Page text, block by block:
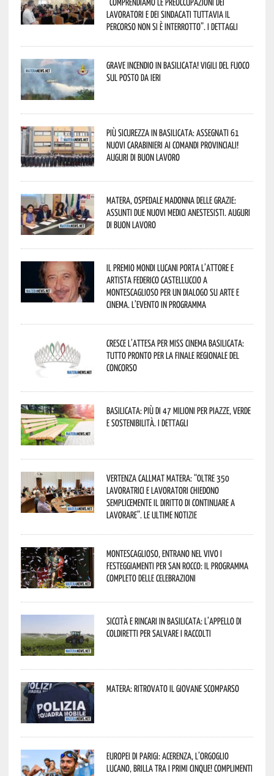
lavoratori e dei sindacati tuttavia il
percorso non si è interrotto”. I dettagli
Grave incendio in Basilicata! Vigili del fuoco
sul posto da ieri
Più sicurezza in Basilicata: assegnati 61
nuovi Carabinieri ai Comandi provinciali!
Auguri di buon lavoro
Matera, Ospedale Madonna delle Grazie:
assunti due nuovi medici anestesisti. Auguri
di buon lavoro
Il Premio Mondi Lucani porta l’attore e
artista Federico Castelluccio a
Montescaglioso per un dialogo su arte e
cinema. L’evento in programma
Cresce l’attesa per Miss Cinema Basilicata:
tutto pronto per la finale regionale del
concorso
Basilicata: più di 47 milioni per piazze, verde
e sostenibilità. I dettagli
Vertenza CallMat Matera: “Oltre 350
lavoratrici e lavoratori chiedono
semplicemente il diritto di continuare a
lavorare”. Le ultime notizie
Montescaglioso, entrano nel vivo i
festeggiamenti per San Rocco: il programma
completo delle celebrazioni
Siccità e rincari in Basilicata: l’appello di
Coldiretti per salvare i raccolti
Matera: ritrovato il giovane scomparso
Europei di Parigi: Acerenza, l’orgoglio
lucano, brilla tra i primi cinque! Complimenti